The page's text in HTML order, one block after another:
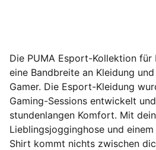
Die PUMA Esport-Kollektion für
eine Bandbreite an Kleidung
Gamer. Die Esport-Kleidung
Gaming-Sessions entwickelt
stundenlangen Komfort. Mit
Lieblingsjogginghose und
Shirt kommt nichts zwischen